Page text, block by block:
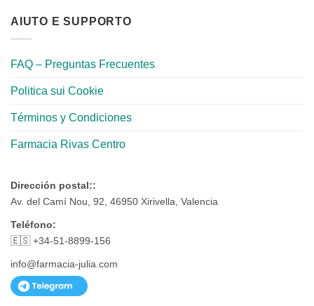
AIUTO E SUPPORTO
FAQ – Preguntas Frecuentes
Politica sui Cookie
Términos y Condiciones
Farmacia Rivas Centro
Dirección postal::
Av. del Camí Nou, 92, 46950 Xirivella, Valencia
Teléfono:
🇪🇸 +34-51-8899-156
info@farmacia-julia.com